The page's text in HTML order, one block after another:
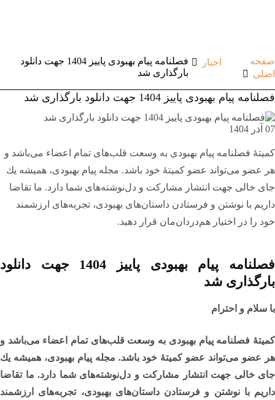
صفحه
اصلی
اخبار
فصلنامه پیام بهبودی پاییز 1404 جهت دانلود
بارگذاری شد
فصلنامه پیام بهبودی پاییز 1404 جهت دانلود بارگذاری شد
07 آذر 1404
کمیتۀ فصلنامه پیام بهبودی به وسعت قلب‌های تمام اعضاء می‌باشد و
هر عضو می‌تواند عضو کمیتۀ خود باشد. مجله پيام بهبودی، هميشه يك
جای خالی جهت انتشار مشاركت و دل‌نوشته‌های شما دارد. ما تقاضا
داریم با نوشتن و فرستادن داستان‌های بهبودی، تجربه‌های ارزشمند
خود را در اختیار هم‌دردان‌مان قرار دهید.
فصلنامه پیام بهبودی پاییز 1404 جهت دانلود
بارگذاری شد
با سلام و احترام
کمیتۀ فصلنامه پیام بهبودی به وسعت قلب‌های تمام اعضاء می‌باشد و
هر عضو می‌تواند عضو کمیتۀ خود باشد. مجله پيام بهبودی، هميشه يك
جای خالی جهت انتشار مشاركت و دل‌نوشته‌های شما دارد. ما تقاضا
داریم با نوشتن و فرستادن داستان‌های بهبودی، تجربه‌های ارزشمند